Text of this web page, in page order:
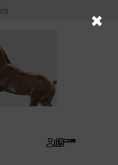
×